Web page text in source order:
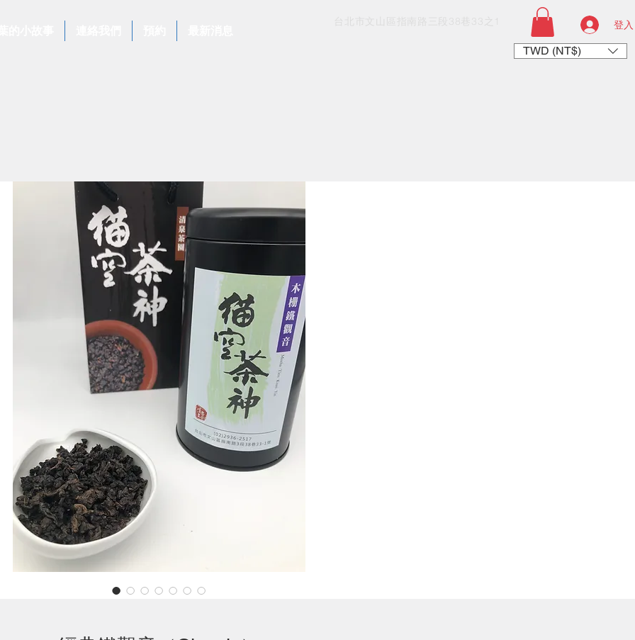
登入
TWD (NT$)